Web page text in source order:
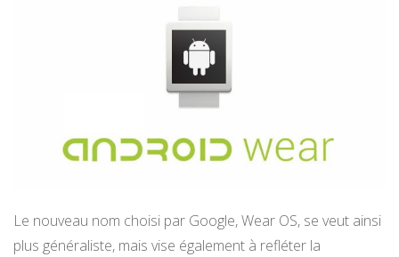
Le nouveau nom choisi par Google, Wear OS, se veut ainsi
plus généraliste, mais vise également à refléter la